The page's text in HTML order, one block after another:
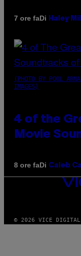
7 ore faDi Haley
(PHOTO BY POOL
IMAGES)
4 of the
Movie
8 ore faDi Caleb
VICE
MEDIA
© 2026 VICE DIGITAL